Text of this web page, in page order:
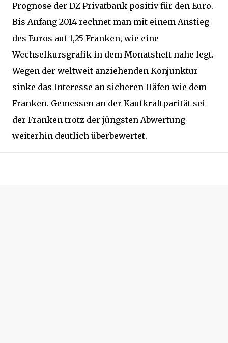
Prognose der DZ Privatbank positiv für den Euro.
Bis Anfang 2014 rechnet man mit einem Anstieg
des Euros auf 1,25 Franken, wie eine
Wechselkursgrafik in dem Monatsheft nahe legt.
Wegen der weltweit anziehenden Konjunktur
sinke das Interesse an sicheren Häfen wie dem
Franken. Gemessen an der Kaufkraftparität sei
der Franken trotz der jüngsten Abwertung
weiterhin deutlich überbewertet.